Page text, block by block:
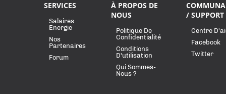
SERVICES
Salaires
Energie
Nos
Partenaires
Forum
À PROPOS DE
NOUS
Politique De
Confidentialité
Conditions
D'utilisation
Qui Sommes-
Nous ?
/ SUPPORT
Centre
Facebook
Twitter